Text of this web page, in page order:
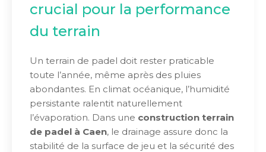
crucial pour la performance
du terrain
Un terrain de padel doit rester praticable
toute l’année, même après des pluies
abondantes. En climat océanique, l’humidité
persistante ralentit naturellement
l’évaporation. Dans une construction terrain
de padel à Caen, le drainage assure donc la
stabilité de la surface de jeu et la sécurité des